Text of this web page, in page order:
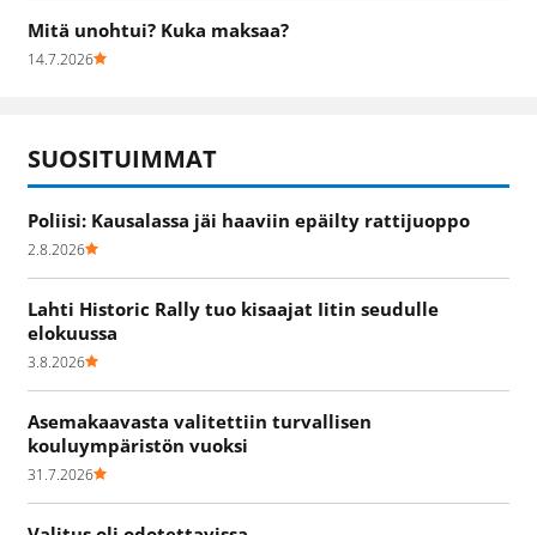
Mitä unohtui? Kuka maksaa?
14.7.2026
SUOSITUIMMAT
Poliisi: Kausalassa jäi haaviin epäilty rattijuoppo
2.8.2026
Lahti Historic Rally tuo kisaajat Iitin seudulle
elokuussa
3.8.2026
Asemakaavasta valitettiin turvallisen
kouluympäristön vuoksi
31.7.2026